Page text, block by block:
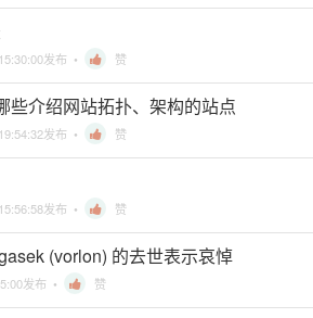
发布 • 赞
些介绍网站拓扑、架构的站点
发布 • 赞
发布 • 赞
(vorlon) 的去世表示哀悼
发布 • 赞